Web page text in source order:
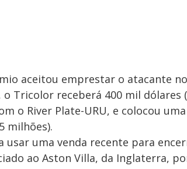
aceitou emprestar o atacante
Tricolor receberá 400 mil dólares
o River Plate-URU, e colocou
milhões).
usar uma venda recente para
ao Aston Villa, da Inglaterra,